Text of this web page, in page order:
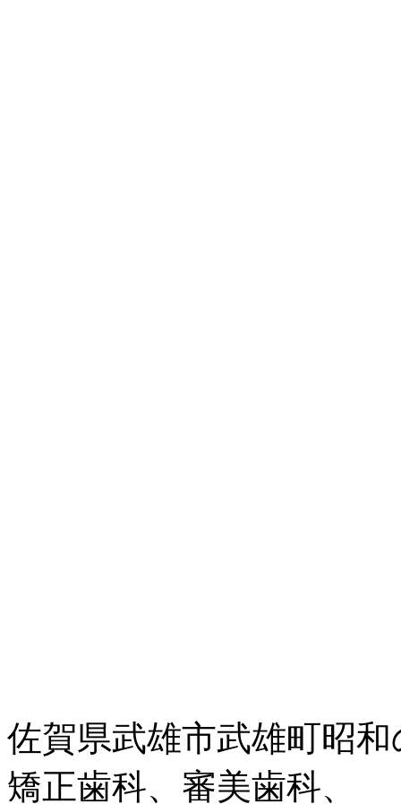
佐賀県武雄市武雄町昭
矯正歯科、審美歯科、